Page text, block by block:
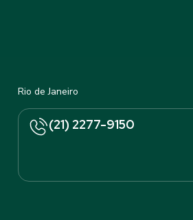
Rio de Janeiro
(21) 2277-9150